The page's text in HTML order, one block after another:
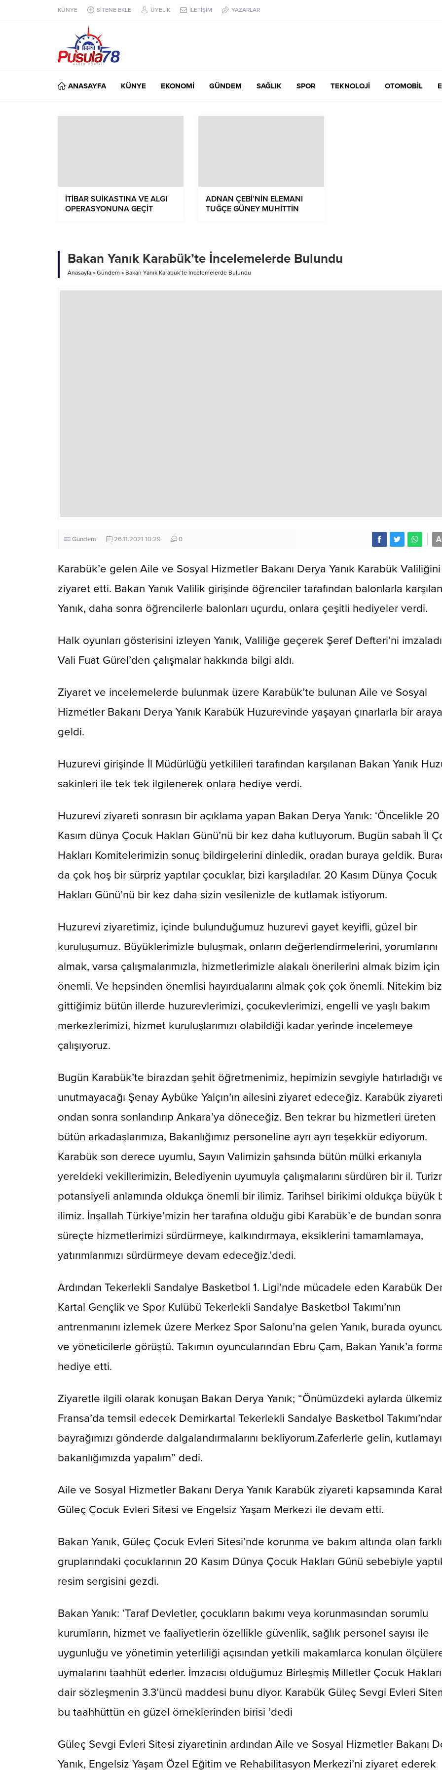
KÜNYE SİTENE EKLE ÜYELİK İLETİŞİM YAZARLAR
ANASAYFA KÜNYE EKONOMİ GÜNDEM SAĞLIK SPOR TEKNOLOJİ OTOMOBİL
İTİBAR SUİKASTINA VE ALGI
OPERASYONUNA GEÇİT
ADNAN ÇEBİ’NİN ELEMANI
TUĞÇE GÜNEY MUHİTTİN
Bakan Yanık Karabük’te İncelemelerde Bulundu
Anasayfa » Gündem » Bakan Yanık Karabük’te İncelemelerde Bulundu
Gündem 26.11.2021 10:29 0 A
Karabük’e gelen Aile ve Sosyal Hizmetler Bakanı Derya Yanık Karabük Valiliğini
ziyaret etti. Bakan Yanık Valilik girişinde öğrenciler tarafından balonlarla
Yanık, daha sonra öğrencilerle balonları uçurdu, onlara çeşitli hediyeler verdi.
Halk oyunları gösterisini izleyen Yanık, Valiliğe geçerek Şeref Defteri’ni
Vali Fuat Gürel’den çalışmalar hakkında bilgi aldı.
Ziyaret ve incelemelerde bulunmak üzere Karabük’te bulunan Aile ve Sosyal
Hizmetler Bakanı Derya Yanık Karabük Huzurevinde yaşayan çınarlarla bir araya
geldi.
Huzurevi girişinde İl Müdürlüğü yetkilileri tarafından karşılanan Bakan Yanık
sakinleri ile tek tek ilgilenerek onlara hediye verdi.
Huzurevi ziyareti sonrasın bir açıklama yapan Bakan Derya Yanık: ‘Öncelikle 20
Kasım dünya Çocuk Hakları Günü’nü bir kez daha kutluyorum. Bugün sabah İl
Hakları Komitelerimizin sonuç bildirgelerini dinledik, oradan buraya geldik.
da çok hoş bir sürpriz yaptılar çocuklar, bizi karşıladılar. 20 Kasım Dünya Çocuk
Hakları Günü’nü bir kez daha sizin vesilenizle de kutlamak istiyorum.
Huzurevi ziyaretimiz, içinde bulunduğumuz huzurevi gayet keyifli, güzel bir
kuruluşumuz. Büyüklerimizle buluşmak, onların değerlendirmelerini, yorumlarını
almak, varsa çalışmalarımızla, hizmetlerimizle alakalı önerilerini almak bizim için
önemli. Ve hepsinden önemlisi hayırdualarını almak çok çok önemli. Nitekim
gittiğimiz bütün illerde huzurevlerimizi, çocukevlerimizi, engelli ve yaşlı bakım
merkezlerimizi, hizmet kuruluşlarımızı olabildiği kadar yerinde incelemeye
çalışıyoruz.
Bugün Karabük’te birazdan şehit öğretmenimiz, hepimizin sevgiyle hatırladığı
unutmayacağı Şenay Aybüke Yalçın’ın ailesini ziyaret edeceğiz. Karabük
ondan sonra sonlandırıp Ankara’ya döneceğiz. Ben tekrar bu hizmetleri üreten
bütün arkadaşlarımıza, Bakanlığımız personeline ayrı ayrı teşekkür ediyorum.
Karabük son derece uyumlu, Sayın Valimizin şahsında bütün mülki erkanıyla
yereldeki vekillerimizin, Belediyenin uyumuyla çalışmalarını sürdüren bir il.
potansiyeli anlamında oldukça önemli bir ilimiz. Tarihsel birikimi oldukça büyük
ilimiz. İnşallah Türkiye’mizin her tarafına olduğu gibi Karabük’e de bundan
süreçte hizmetlerimizi sürdürmeye, kalkındırmaya, eksiklerini tamamlamaya,
yatırımlarımızı sürdürmeye devam edeceğiz.’dedi.
Ardından Tekerlekli Sandalye Basketbol 1. Ligi’nde mücadele eden Karabük
Kartal Gençlik ve Spor Kulübü Tekerlekli Sandalye Basketbol Takımı’nın
antrenmanını izlemek üzere Merkez Spor Salonu’na gelen Yanık, burada
ve yöneticilerle görüştü. Takımın oyuncularından Ebru Çam, Bakan Yanık’a
hediye etti.
Ziyaretle ilgili olarak konuşan Bakan Derya Yanık; “Önümüzdeki aylarda
Fransa’da temsil edecek Demirkartal Tekerlekli Sandalye Basketbol
bayrağımızı gönderde dalgalandırmalarını bekliyorum.Zaferlerle gelin, kutlamayı
bakanlığımızda yapalım” dedi.
Aile ve Sosyal Hizmetler Bakanı Derya Yanık Karabük ziyareti kapsamında
Güleç Çocuk Evleri Sitesi ve Engelsiz Yaşam Merkezi ile devam etti.
Bakan Yanık, Güleç Çocuk Evleri Sitesi’nde korunma ve bakım altında olan
gruplarındaki çocuklarının 20 Kasım Dünya Çocuk Hakları Günü sebebiyle
resim sergisini gezdi.
Bakan Yanık: ‘Taraf Devletler, çocukların bakımı veya korunmasından sorumlu
kurumların, hizmet ve faaliyetlerin özellikle güvenlik, sağlık personel sayısı ile
uygunluğu ve yönetimin yeterliliği açısından yetkili makamlarca konulan
uymalarını taahhüt ederler. İmzacısı olduğumuz Birleşmiş Milletler Çocuk
dair sözleşmenin 3.3’üncü maddesi bunu diyor. Karabük Güleç Sevgi Evleri
bu taahhüttün en güzel örneklerinden birisi ’dedi
Güleç Sevgi Evleri Sitesi ziyaretinin ardından Aile ve Sosyal Hizmetler Bakanı
Yanık, Engelsiz Yaşam Özel Eğitim ve Rehabilitasyon Merkezi’ni ziyaret ederek